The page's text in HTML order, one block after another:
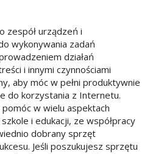
zespół urządzeń i
wykonywania zadań
działań
i innymi czynnościami
aby móc w pełni produktywnie
do korzystania z Internetu.
w wielu aspektach
i edukacji, ze współpracy
dobrany sprzęt
Jeśli poszukujesz sprzętu